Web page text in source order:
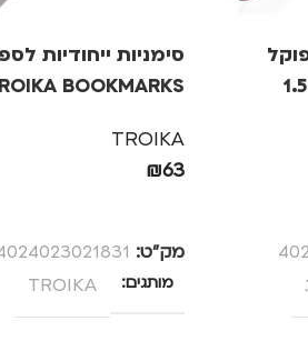
סימניות ייחודיות
TROIKA
₪63
מק”ט:
מותגים TROIKA